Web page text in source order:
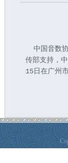
中国音数协
传部支持，
15日在广州